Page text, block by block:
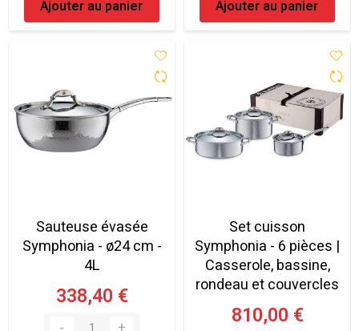
Ajouter au panier Ajouter au panier
Sauteuse évasée
Symphonia - ø24 cm -
4L
338,40 €
Set cuisson
Symphonia - 6 pièces |
Casserole, bassine,
rondeau et couvercles
810,00 €